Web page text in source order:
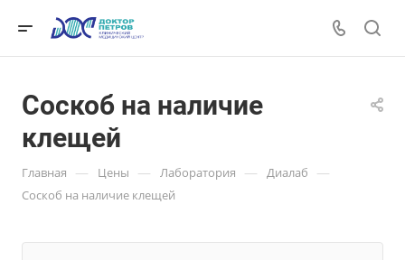
Соскоб на наличие
клещей
Главная — Цены — Лаборатория — Диалаб —
Соскоб на наличие клещей